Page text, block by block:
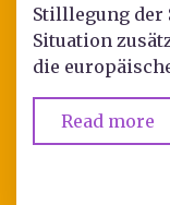
Stilllegung der
Situation
die
Read more